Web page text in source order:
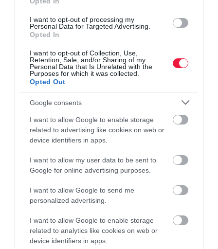
I want to opt-out of processing my
Personal Data for Targeted Advertising.
Opted In
I want to opt-out of Collection, Use,
Retention, Sale, and/or Sharing of my
Personal Data that Is Unrelated with the
Purposes for which it was collected.
Opted Out
Google consents
I want to allow Google to enable storage
related to advertising like cookies on web or
device identifiers in apps.
I want to allow my user data to be sent to
Google for online advertising purposes.
I want to allow Google to send me
personalized advertising.
I want to allow Google to enable storage
related to analytics like cookies on web or
device identifiers in apps.
érzékelhettek
drágulást, azonban
körvonalazódni…
187 éves
sikersztorit
településen
Leszerepeltek
hazai
de van kivétel
„A helyben
visszafejlődés”
tanácsok
gazdálkodóknak